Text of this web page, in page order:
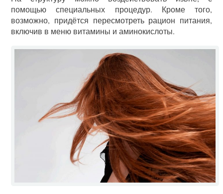
помощью специальных процедур. Кроме того,
возможно, придётся пересмотреть рацион питания,
включив в меню витамины и аминокислоты.